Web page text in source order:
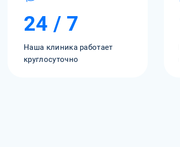
24 / 7
Наша клиника работает
круглосуточно